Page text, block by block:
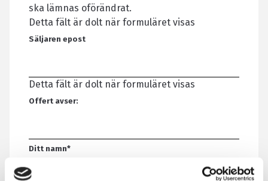
ska lämnas oförändrat.
Detta fält är dolt när formuläret visas
Säljaren epost
Detta fält är dolt när formuläret visas
Offert avser:
Ditt namn*